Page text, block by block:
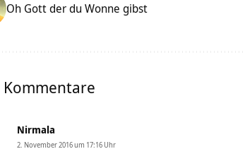
Oh Gott der du Wonne gibst
Kommentare
Nirmala
2. November 2016 um 17:16 Uhr